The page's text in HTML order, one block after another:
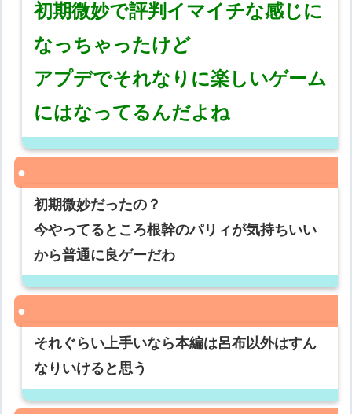
初期微妙で評判イマイチな感じに
なっちゃったけど
アプデでそれなりに楽しいゲーム
にはなってるんだよね
初期微妙だったの？
今やってるところ根幹のパリィが気持ちいい
から普通に良ゲーだわ
それぐらい上手いなら本編は呂布以外はすん
なりいけると思う